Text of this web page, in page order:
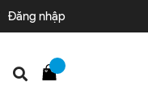
Đăng nhập